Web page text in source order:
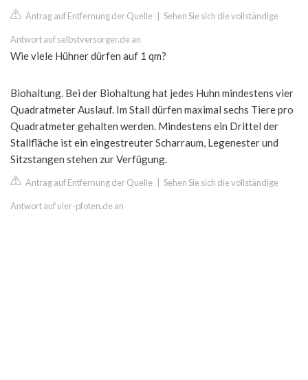
Antrag auf Entfernung der Quelle Sehen Sie sich die vollständige
Antwort auf selbstversorger.de an
Wie viele Hühner dürfen auf 1 qm?
Biohaltung. Bei der Biohaltung hat jedes Huhn mindestens vier
Quadratmeter Auslauf. Im Stall dürfen maximal sechs Tiere pro
Quadratmeter gehalten werden. Mindestens ein Drittel der
Stallfläche ist ein eingestreuter Scharraum, Legenester und
Sitzstangen stehen zur Verfügung.
Antrag auf Entfernung der Quelle Sehen Sie sich die vollständige
Antwort auf vier-pfoten.de an